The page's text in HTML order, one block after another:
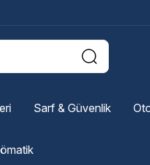
Sarf & Güvenlik